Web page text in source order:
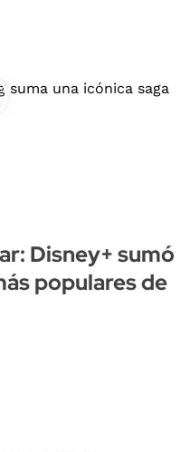
Disney+ sumó
populares de